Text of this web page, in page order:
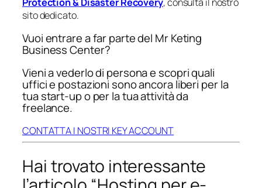
sito dedicato.
Vuoi entrare a far parte del Mr Keting
Business Center?
Vieni a vederlo di persona e scopri quali
uffici e postazioni sono ancora liberi per la
tua start-up o per la tua attività da
freelance.
CONTATTA I NOSTRI KEY ACCOUNT
Hai trovato interessante